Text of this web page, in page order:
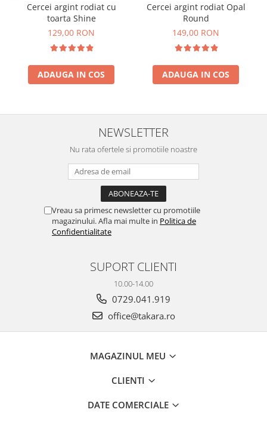
Cercei argint rodiat cu
toarta Shine
129,00 RON
ADAUGA IN COS
Cercei argint rodiat Opal
Round
149,00 RON
ADAUGA IN COS
NEWSLETTER
Nu rata ofertele si promotiile noastre
Vreau sa primesc newsletter cu promotiile
magazinului. Afla mai multe in Politica de
Confidentialitate
SUPORT CLIENTI
10.00-14.00
0729.041.919
office@takara.ro
MAGAZINUL MEU
CLIENTI
DATE COMERCIALE